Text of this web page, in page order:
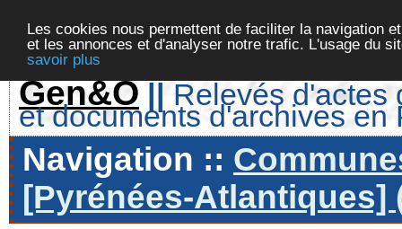
Les cookies nous permettent de faciliter la navigation
et les annonces et d'analyser notre trafic. L'usage du
savoir plus
Gen&O || Relevés d'actes
et documents d'archives en
Navigation ::
[Pyrénées-Atlantiques]